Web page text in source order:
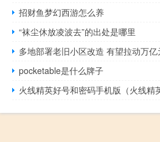
招财鱼梦幻西游怎么养
“袜尘休放凌波去”的出处是哪里
多地部署老旧小区改造 有望拉动万亿
pocketable是什么牌子
火线精英好号和密码手机版（火线精